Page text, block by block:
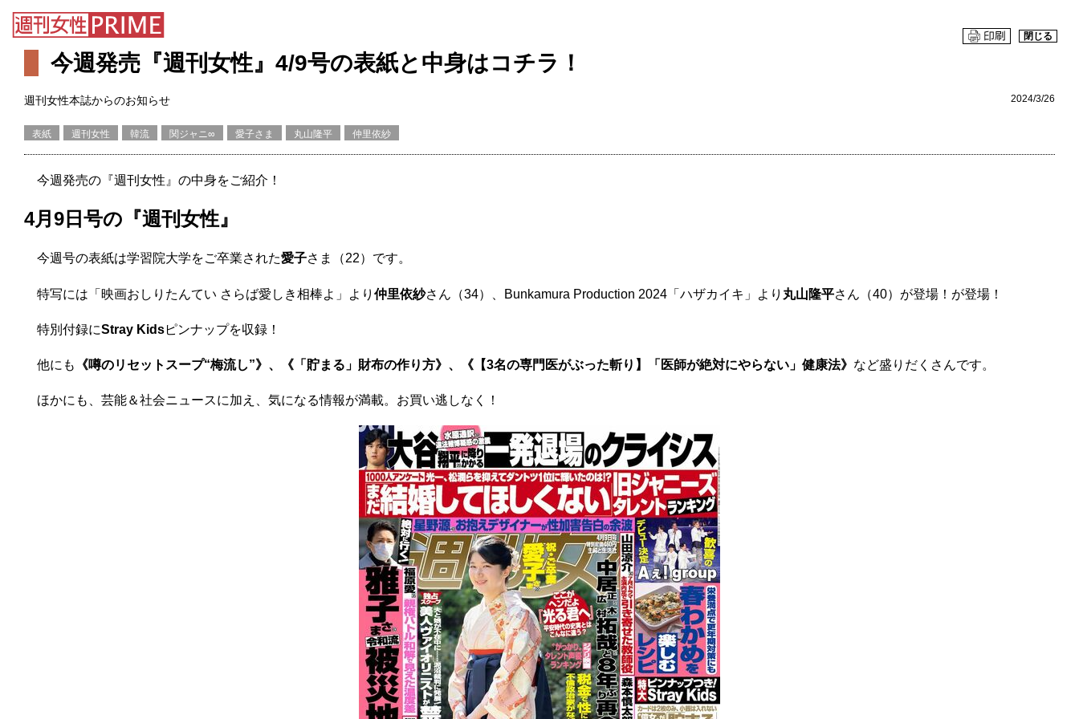
閉じる
今週発売『週刊女性』4/9号の表紙と中身はコチラ！
週刊女性本誌からのお知らせ 2024/3/26
表紙 週刊女性 韓流 関ジャニ∞ 愛子さま 丸山隆平 仲里依紗
今週発売の『週刊女性』の中身をご紹介！
4月9日号の『週刊女性』
今週号の表紙は学習院大学をご卒業された愛子さま（22）です。
特写には「映画おしりたんてい さらば愛しき相棒よ」より 仲里依紗さん（34）、Bunkamura Production 2024「ハザカイキ」より 丸山隆平さん（40）が登場！が登場！
特別付録にStray Kidsピンナップを収録！
他にも 《噂のリセットスープ“梅流し”》 、 《「貯まる」財布の作り方》 、 《【3名の専門医がぶった斬り】「医師が絶対にやらない」健康法》 など盛りだくさんです。
ほかにも、芸能＆社会ニュースに加え、気になる情報が満載。お買い逃しなく！